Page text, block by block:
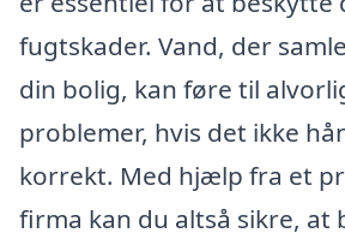
fugtskader. Vand, der
din bolig, kan føre til
problemer, hvis det ikke
korrekt. Med hjælp fra et
firma kan du altså sikre, at